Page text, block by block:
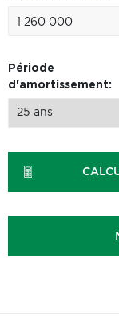
Période
d'amortissement: